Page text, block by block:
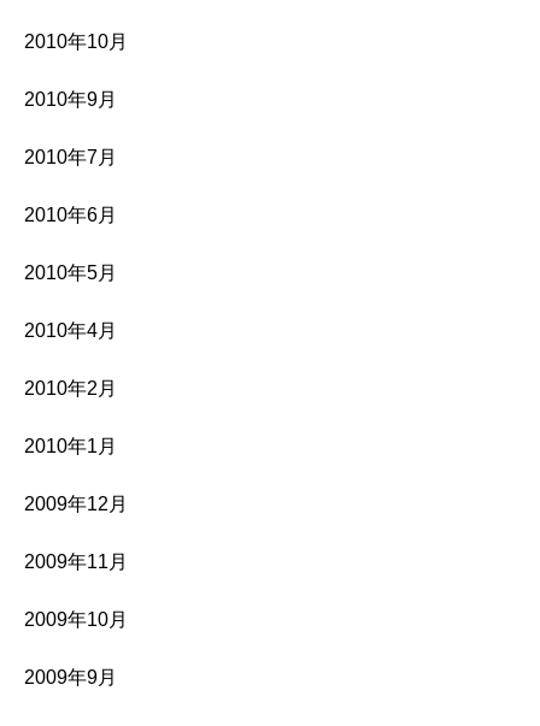
2010年10月
2010年9月
2010年7月
2010年6月
2010年5月
2010年4月
2010年2月
2010年1月
2009年12月
2009年11月
2009年10月
2009年9月